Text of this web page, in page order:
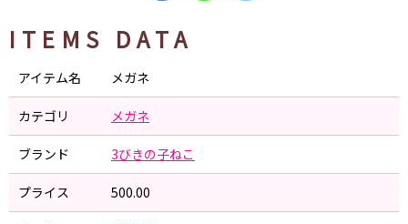
ITEMS DATA
アイテム名 メガネ
カテゴリ メガネ
ブランド 3びきの子ねこ
プライス 500.00